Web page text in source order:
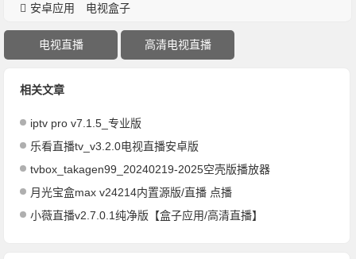
安卓应用 电视盒子
电视直播 高清电视直播
相关文章
iptv pro v7.1.5_专业版
乐看直播tv_v3.2.0电视直播安卓版
tvbox_takagen99_20240219-2025空壳版播放器
月光宝盒max v24214内置源版/直播 点播
小薇直播v2.7.0.1纯净版【盒子应用/高清直播】